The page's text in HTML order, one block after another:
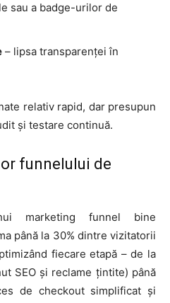
sau a badge-urilor de
– lipsa transparenței în
relativ rapid, dar presupun
și testare continuă.
funnelului de
marketing funnel bine
până la 30% dintre vizitatorii
fiecare etapă – de la
SEO și reclame țintite) până
de checkout simplificat și